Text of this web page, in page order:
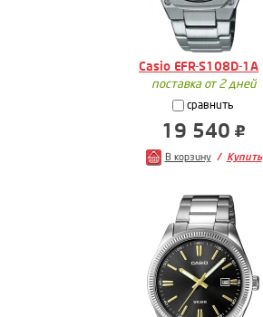
Casio EFR-S108D-1A
поставка от 2 дней
сравнить
19 540
В корзину Купить